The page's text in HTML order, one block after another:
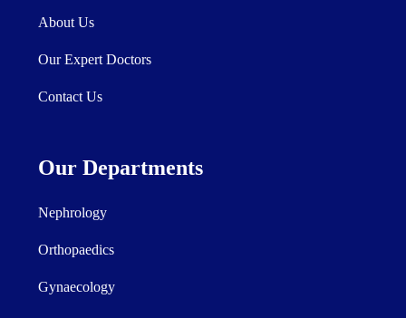
About Us
Our Expert Doctors
Contact Us
Our Departments
Nephrology
Orthopaedics
Gynaecology